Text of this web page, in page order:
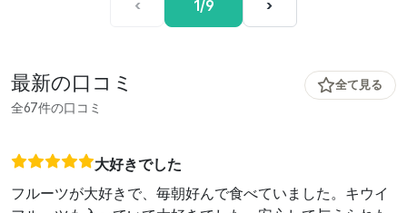
‹ 1/9 ›
最新の口コミ
全67件の口コミ
全て見る
大好きでした
フルーツが大好きで、毎朝好んで食べていました。キウイ